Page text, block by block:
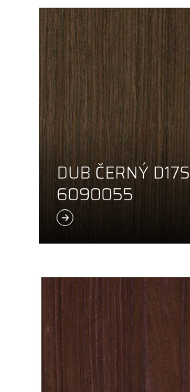
DUB ČERNÝ D17S
6090055